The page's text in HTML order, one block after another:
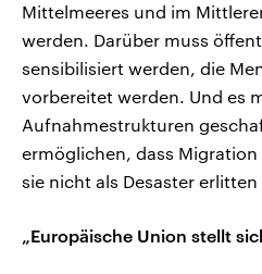
Mittelmeeres und im
werden. Darüber muss
sensibilisiert werden, die
vorbereitet werden. Und es
Aufnahmestrukturen
ermöglichen, dass
sie nicht als Desaster
„Europäische Union stellt